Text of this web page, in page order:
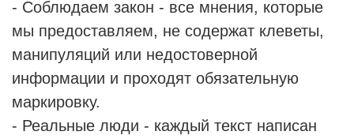
- Соблюдаем закон - все мнения, которые
мы предоставляем, не содержат клеветы,
манипуляций или недостоверной
информации и проходят обязательную
маркировку.
- Реальные люди - каждый текст написан